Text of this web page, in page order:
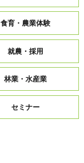
食育・農業体験
就農・採用
林業・水産業
セミナー